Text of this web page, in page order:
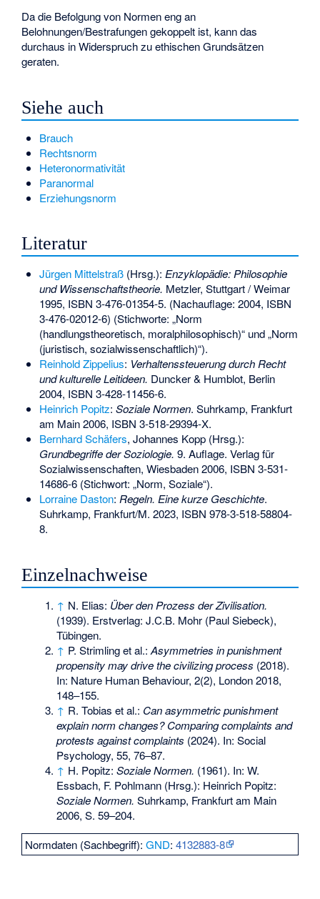
Da die Befolgung von Normen eng an
Belohnungen/Bestrafungen gekoppelt ist, kann das
durchaus in Widerspruch zu ethischen Grundsätzen
geraten.
Siehe auch
Brauch
Rechtsnorm
Heteronormativität
Paranormal
Erziehungsnorm
Literatur
Jürgen Mittelstraß(Hrsg.): Enzyklopädie: Philosophie
und Wissenschaftstheorie. Metzler, Stuttgart / Weimar
1995, ISBN 3-476-01354-5. (Nachauflage: 2004, ISBN
3-476-02012-6) (Stichworte: „Norm
(handlungstheoretisch, moralphilosophisch)“ und „Norm
(juristisch, sozialwissenschaftlich)“).
Reinhold Zippelius: Verhaltenssteuerung durch Recht
und kulturelle Leitideen. Duncker & Humblot, Berlin
2004, ISBN 3-428-11456-6.
Heinrich Popitz: Soziale Normen. Suhrkamp, Frankfurt
am Main 2006, ISBN 3-518-29394-X.
Bernhard Schäfers, Johannes Kopp (Hrsg.):
Grundbegriffe der Soziologie. 9. Auflage. Verlag für
Sozialwissenschaften, Wiesbaden 2006, ISBN 3-531-
14686-6(Stichwort: „Norm, Soziale“).
Lorraine Daston: Regeln. Eine kurze Geschichte.
Suhrkamp, Frankfurt/M. 2023, ISBN 978-3-518-58804-
8.
Einzelnachweise
↑ N. Elias: Über den Prozess der Zivilisation.
(1939). Erstverlag: J.C.B. Mohr (Paul Siebeck),
Tübingen.
↑ P. Strimling et al.:Asymmetries in punishment
propensity may drive the civilizing process (2018).
In: Nature Human Behaviour, 2(2), London 2018,
148–155.
↑ R. Tobias et al.: Can asymmetric punishment
explain norm changes? Comparing complaints and
protests against complaints (2024). In: Social
Psychology, 55, 76–87.
↑ H. Popitz:Soziale Normen. (1961). In: W.
Essbach, F. Pohlmann (Hrsg.): Heinrich Popitz:
Soziale Normen. Suhrkamp, Frankfurt am Main
2006, S. 59–204.
Normdaten (Sachbegriff):GND:4132883-8